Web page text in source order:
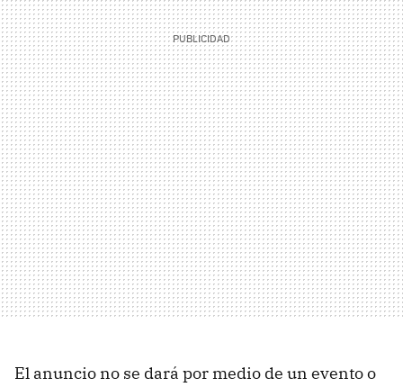
El anuncio no se dará por medio de un evento o